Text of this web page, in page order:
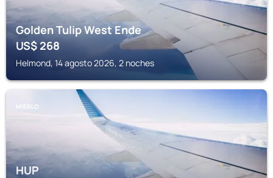
Golden Tulip West Ende
US$268
Helmond, 14 agosto 2026, 2 noches
MIERLO
HUP